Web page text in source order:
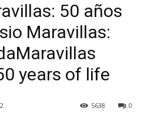
50 años
Maravillas:
Maravillas
years of life
0
5638